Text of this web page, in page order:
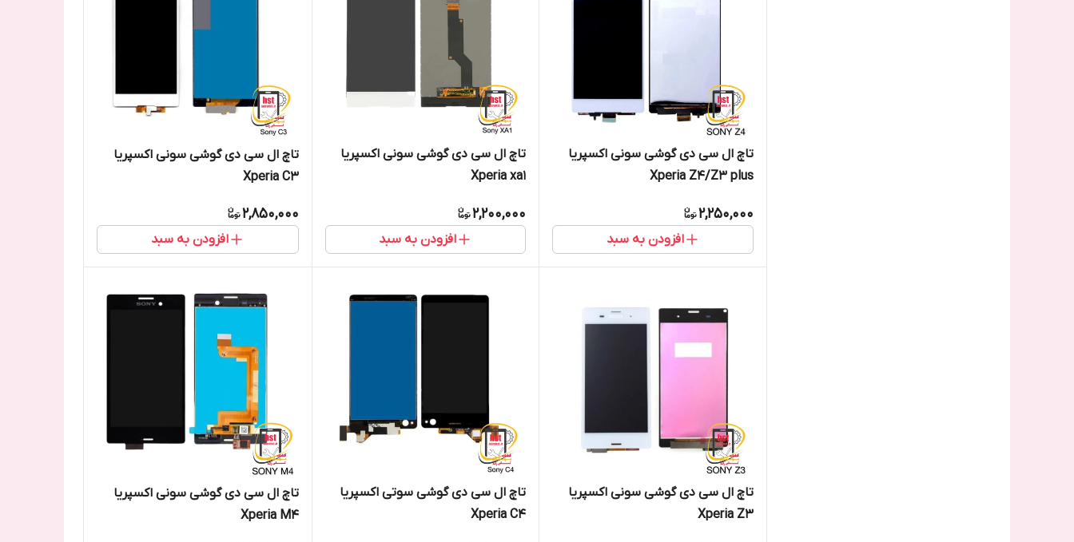
تاچ ال سی دی گوشی سونی اکسپریا
Xperia Z4/Z3 plus
2,250,000
افزودن به سبد
تاچ ال سی دی گوشی سونی اکسپریا
Xperia xa1
2,200,000
افزودن به سبد
تاچ ال سی دی گوشی سونی اکسپریا
Xperia C3
2,850,000
افزودن به سبد
تاچ ال سی دی گوشی سونی اکسپریا
Xperia Z3
تاچ ال سی دی گوشی سوتی اکسپریا
Xperia C4
تاچ ال سی دی گوشی سونی اکسپریا
Xperia M4